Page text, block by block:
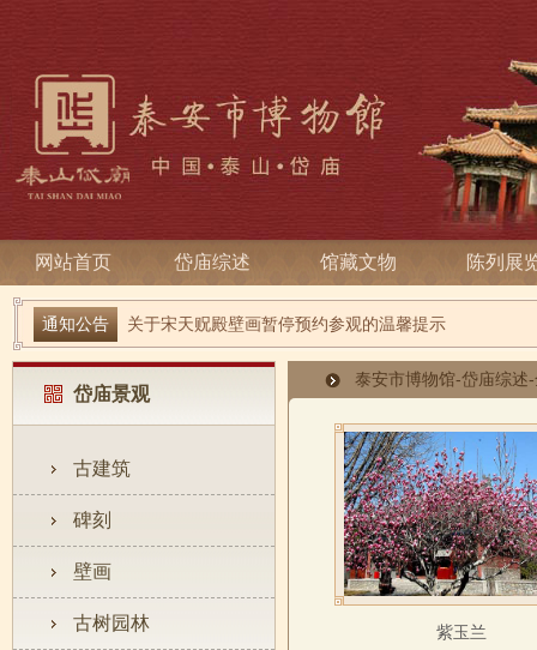
网站首页 岱庙综述 馆藏文物 陈列展
通知公告
端午寻古趣 雅俗话安康| 岱庙2026端午节系列活动
岱庙景观
古建筑
碑刻
壁画
古树园林
泰安市博物馆-岱庙综述-
紫玉兰​